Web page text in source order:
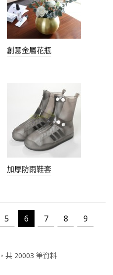
創意金屬花瓶
加厚防雨鞋套
5 6 7 8
9
共 20003 筆資料